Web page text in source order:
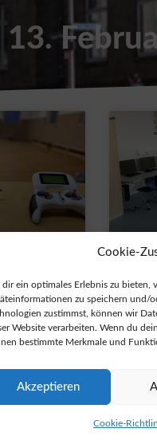
Cookie-
dir ein optimales Erlebnis zu bieten,
zu speichern und/
zustimmst, können wir
Website verarbeiten. Wenn du
bestimmte Merkmale und
Akzeptieren
Cookie-
13.
in
dem ZDI
genug für
Im